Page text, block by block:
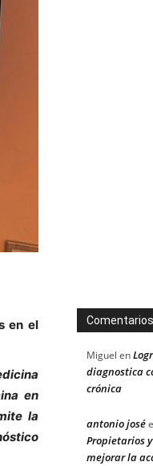
en el
en
la
Miguel en
diagnostica
crónica
antonio josé
Propietarios
mejorar la